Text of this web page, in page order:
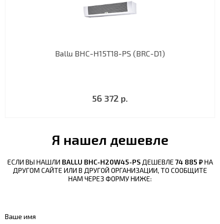
Ballu BHC-H15T18-PS (BRC-D1)
56 372 р.
Я нашел дешевле
ЕСЛИ ВЫ НАШЛИ BALLU BHC-H20W45-PSДЕШЕВЛЕ 74 885 ₽НА
ДРУГОМ САЙТЕ ИЛИ В ДРУГОЙ ОРГАНИЗАЦИИ, ТО СООБЩИТЕ
НАМ ЧЕРЕЗ ФОРМУ НИЖЕ:
Ваше имя